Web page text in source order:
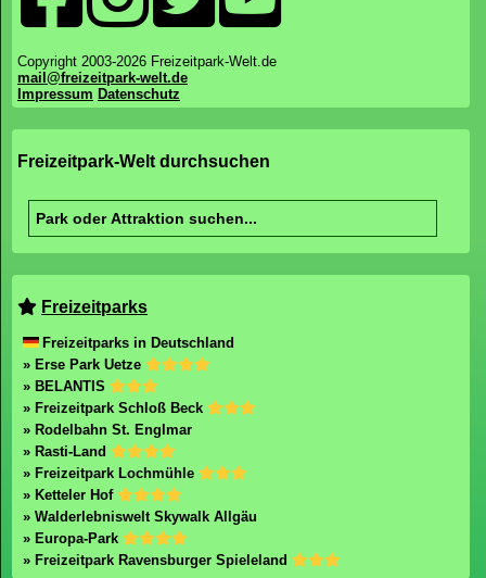
Copyright 2003-2026 Freizeitpark-Welt.de
mail@freizeitpark-welt.de
Impressum Datenschutz
Freizeitpark-Welt durchsuchen
Freizeitparks
Freizeitparks in Deutschland
» Erse Park Uetze
» BELANTIS
» Freizeitpark Schloß Beck
» Rodelbahn St. Englmar
» Rasti-Land
» Freizeitpark Lochmühle
» Ketteler Hof
» Walderlebniswelt Skywalk Allgäu
» Europa-Park
» Freizeitpark Ravensburger Spieleland